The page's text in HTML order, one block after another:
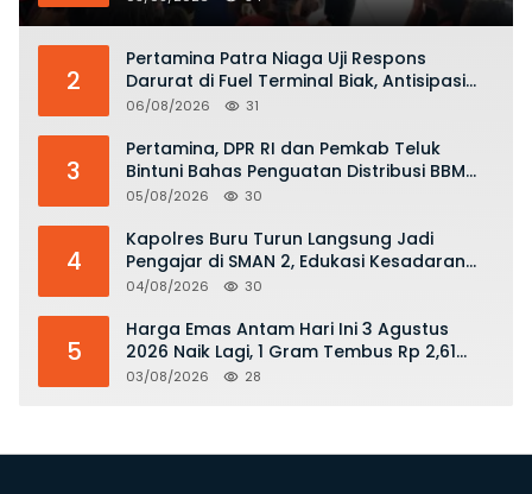
KKOP
2
Pertamina Patra Niaga Uji Respons
Darurat di Fuel Terminal Biak, Antisipasi
Risiko Kebakaran dan Tumpahan BBM
06/08/2026 31
3
Pertamina, DPR RI dan Pemkab Teluk
Bintuni Bahas Penguatan Distribusi BBM
dan LPG
05/08/2026 30
4
Kapolres Buru Turun Langsung Jadi
Pengajar di SMAN 2, Edukasi Kesadaran
Hukum dan Stop Kekerasan
04/08/2026 30
5
Harga Emas Antam Hari Ini 3 Agustus
2026 Naik Lagi, 1 Gram Tembus Rp 2,61
Juta
03/08/2026 28